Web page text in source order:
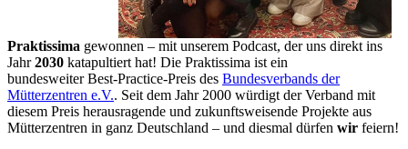
Praktissima gewonnen – mit unserem Podcast, der uns direkt ins
Jahr2030 katapultiert hat! Die Praktissima ist ein
bundesweiter Best-Practice-Preis des Bundesverbands der
Mütterzentren e.V.. Seit dem Jahr 2000 würdigt der Verband mit
diesem Preis herausragende und zukunftsweisende Projekte aus
Mütterzentren in ganz Deutschland – und diesmal dürfen wir feiern!